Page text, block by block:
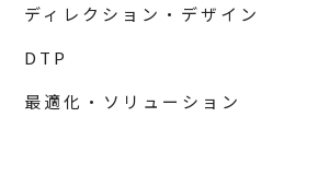
ディレクション・デザイン
DTP
最適化・ソリューション